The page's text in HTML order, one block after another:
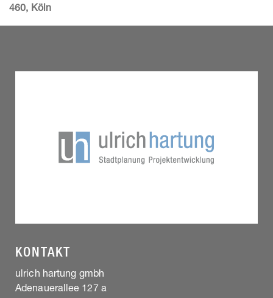
460, Köln
KONTAKT
ulrich hartung gmbh
Adenauerallee 127 a